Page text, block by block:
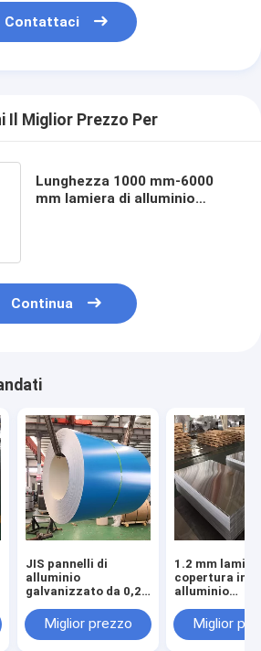
Contattaci
Il Miglior Prezzo Per
Lunghezza 1000 mm-6000
mm lamiera di alluminio
Continua
JIS pannelli di
alluminio
galvanizzato da 0,2
tettiMiglior prezzo
1.2 mm
copertura in
alluminio
Standard
Miglior